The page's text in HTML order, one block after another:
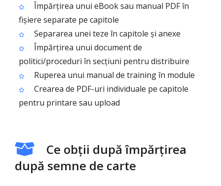
Împărțirea unui eBook sau manual PDF în
fișiere separate pe capitole
Separarea unei teze în capitole și anexe
Împărțirea unui document de
politici/proceduri în secțiuni pentru distribuire
Ruperea unui manual de training în module
Crearea de PDF-uri individuale pe capitole
pentru printare sau upload
Ce obții după împărțirea
după semne de carte